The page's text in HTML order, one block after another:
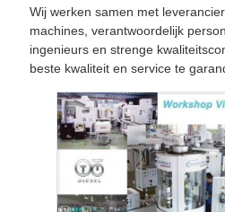
Wij werken samen met
machines, verantwoordelijk
ingenieurs en strenge
beste kwaliteit en service te